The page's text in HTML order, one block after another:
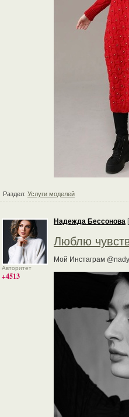
Раздел: Услуги моделей
Авторитет
+4513
Надежда Бессонова
Люблю
Мой Инстаграм